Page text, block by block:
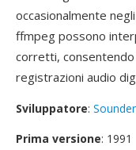
occasionalmente
ffmpeg possono
corretti,
registrazioni audio
Sviluppatore:
Prima versione: 1991